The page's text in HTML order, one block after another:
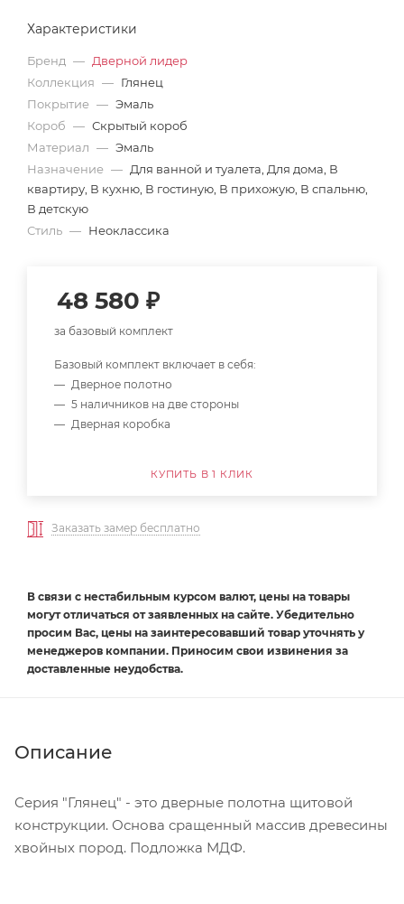
Характеристики
Бренд — Дверной лидер
Коллекция — Глянец
Покрытие — Эмаль
Короб — Скрытый короб
Материал — Эмаль
Назначение — Для ванной и туалета, Для дома, В
квартиру, В кухню, В гостиную, В прихожую, В спальню,
В детскую
Стиль — Неоклассика
48 580 ₽
за базовый комплект
Базовый комплект включает в себя:
Дверное полотно
5 наличников на две стороны
Дверная коробка
КУПИТЬ В 1 КЛИК
Заказать замер бесплатно
В связи с нестабильным курсом валют, цены на товары
могут отличаться от заявленных на сайте. Убедительно
просим Вас, цены на заинтересовавший товар уточнять у
менеджеров компании. Приносим свои извинения за
доставленные неудобства.
Описание
Серия "Глянец" - это дверные полотна щитовой
конструкции. Основа сращенный массив древесины
хвойных пород. Подложка МДФ.